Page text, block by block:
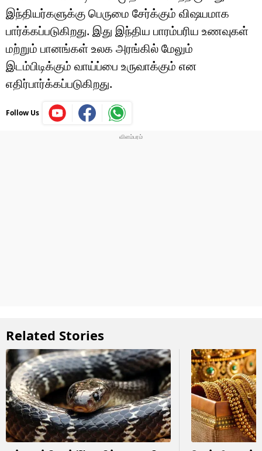
இந்தியர்களுக்கு பெருமை சேர்க்கும் விஷயமாக
பார்க்கப்படுகிறது. இது இந்திய பாரம்பரிய உணவுகள்
மற்றும் பானங்கள் உலக அரங்கில் மேலும்
இடம்பிடிக்கும் வாய்ப்பை உருவாக்கும் என
எதிர்பார்க்கப்படுகிறது.
Follow Us
Related Stories